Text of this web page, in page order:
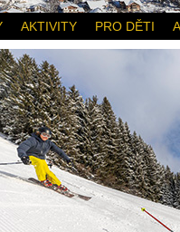
AKTIVITY PRO DĚTI